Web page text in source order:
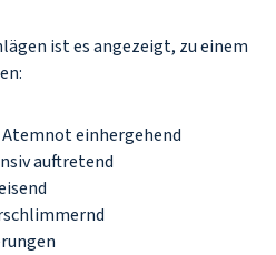
ist es angezeigt, zu einem
einhergehend
auftretend